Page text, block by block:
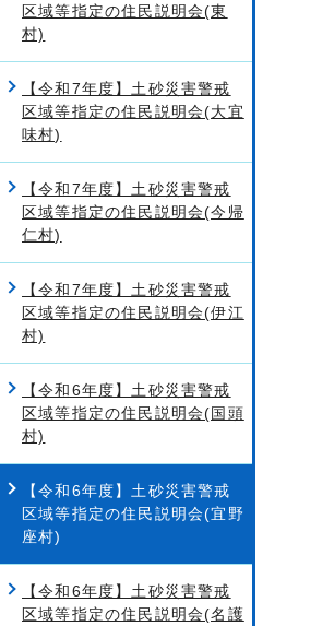
区域等指定の住民説明会(東
村)
【令和7年度】土砂災害警戒
区域等指定の住民説明会(大宜
味村)
【令和7年度】土砂災害警戒
区域等指定の住民説明会(今帰
仁村)
【令和7年度】土砂災害警戒
区域等指定の住民説明会(伊江
村)
【令和6年度】土砂災害警戒
区域等指定の住民説明会(国頭
村)
【令和6年度】土砂災害警戒
区域等指定の住民説明会(宜野
座村)
【令和6年度】土砂災害警戒
区域等指定の住民説明会(名護